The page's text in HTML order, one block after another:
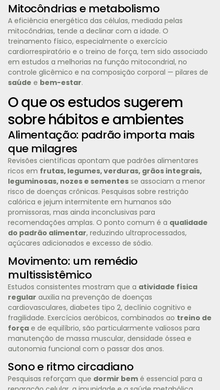
Mitocôndrias e metabolismo
A eficiência energética das células, mediada pelas
mitocôndrias, tende a declinar com a idade. O
treinamento físico, especialmente o exercício
cardiorrespiratório e o treino de força, tem sido associado
em estudos a melhorias na função mitocondrial, no
controle glicêmico e na composição corporal — pilares de
saúde e bem-estar.
O que os estudos sugerem
sobre hábitos e ambientes
Alimentação: padrão importa mais
que milagres
Revisões científicas apontam que padrões alimentares
ricos em frutas, legumes, verduras, grãos integrais,
leguminosas, nozes e sementes se associam a menor
risco de doenças crônicas. Pesquisas sobre restrição
calórica e jejum intermitente em humanos são
promissoras, mas ainda inconclusivas para
recomendações amplas. O ponto comum é a qualidade
do padrão alimentar, reduzindo ultraprocessados,
açúcares adicionados e excesso de sódio.
Movimento: um remédio
multissistêmico
Estudos consistentes mostram que a atividade física
regular auxilia na prevenção de doenças
cardiovasculares, diabetes tipo 2, declínio cognitivo e
fragilidade. Exercícios aeróbicos, combinados ao treino de
força e de equilíbrio, são particularmente valiosos para
manutenção de massa muscular, densidade óssea e
autonomia funcional com o passar dos anos.
Sono e ritmo circadiano
Pesquisas reforçam que dormir bem é essencial para a